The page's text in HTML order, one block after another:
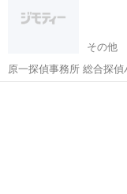
その他
原一探偵事務所 総合探
http://bit.ly/19sJJVd